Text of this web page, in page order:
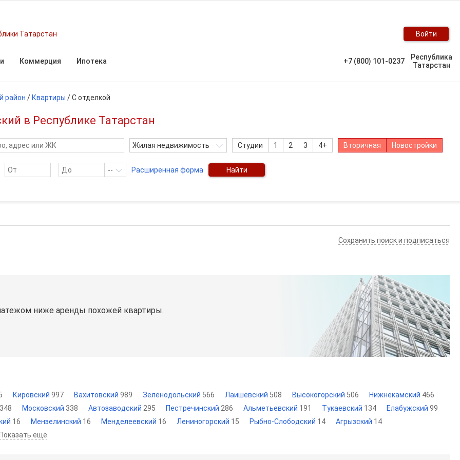
Татарстан Войти
Коммерция Ипотека +7 (800) 101-0237
Республика
Татарстан
район / Квартиры /С отделкой
в Республике Татарстан
Жилая недвижимость Студии 1 2 3 4+ Вторичная Новостройки
-- Расширенная форма Найти
Сохранить поиск и подписаться
ниже аренды похожей квартиры.
Кировский 997 Вахитовский 989 Зеленодольский 566 Лаишевский 508 Высокогорский 506 Нижнекамский 466
348
Московский 338 Автозаводский 295 Пестречинский 286 Альметьевский 191 Тукаевский 134 Елабужский 99
16 Мензелинский 16 Менделеевский 16 Лениногорский 15 Рыбно-Слободский 14 Агрызский 14
ещё